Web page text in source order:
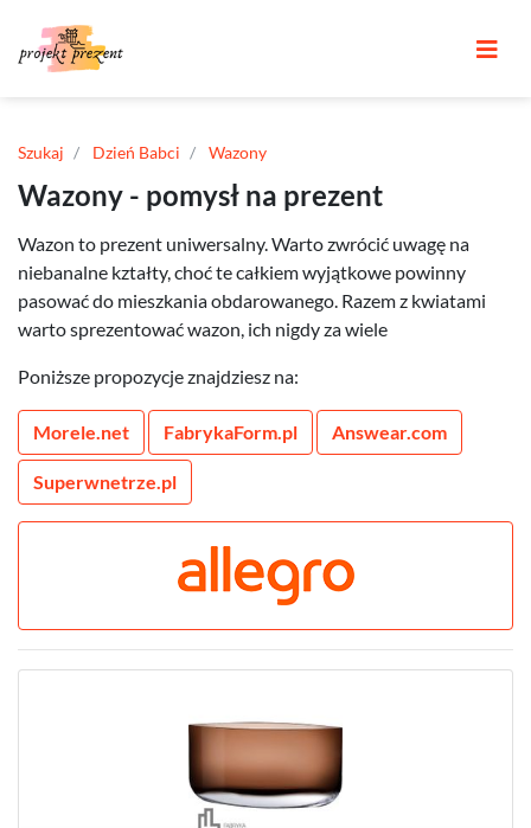
Szukaj Dzień Babci Wazony
Wazony - pomysł na prezent
Wazon to prezent uniwersalny. Warto zwrócić uwagę na
niebanalne kztałty, choć te całkiem wyjątkowe powinny
pasować do mieszkania obdarowanego. Razem z kwiatami
warto sprezentować wazon, ich nigdy za wiele
Poniższe propozycje znajdziesz na:
Morele.net FabrykaForm.pl Answear.com
Superwnetrze.pl